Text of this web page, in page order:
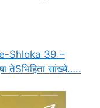
Shloka 39 –
तेSभिहिता सांख्ये…..